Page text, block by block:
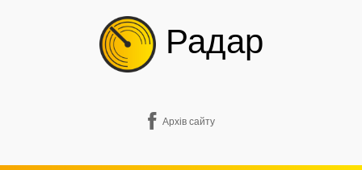
Радар
Архів сайту